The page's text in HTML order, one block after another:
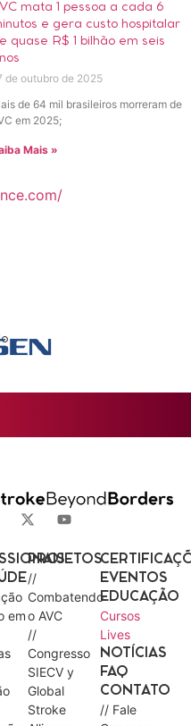
mata 1 pessoa a cada 6
e gera custo hospitalar
quase R$ 1 bilhão em seis
de outubro de 2025
de 64 mil brasileiros morreram de
em 2025;
Mais »
em
PROJETOS
//
Combatendo
o AVC
//
Congresso
SIECV y
Global
Stroke
EVENTOS
EDUCAÇÃO
Cursos
Lives
NOTÍCIAS
FAQ
CONTATO
// Fale